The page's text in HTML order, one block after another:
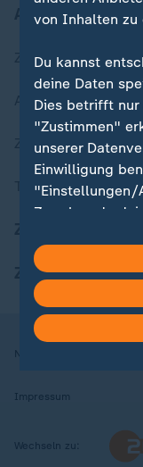
Aktuell bei
Zuletzt
Aktuelle
ZDFheute Stories
Themen im
ZDFheute Apps
Nutzungsbedingungen
Impressum
Wechseln zu:
von Inhalten zu
Du kannst
deine Daten
Dies betrifft
"Zustimmen"
unserer
Einwilligung
"Einstellungen/
Zwecken du
kannst du
in deinen
Hier findest du
Weitere